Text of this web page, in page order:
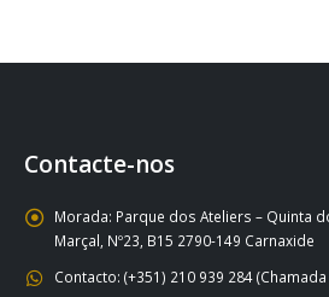
Contacte-nos
Morada: Parque dos Ateliers – Quinta
Marçal, Nº23, B15 2790-149 Carnaxide
Contacto: (+351) 210 939 284